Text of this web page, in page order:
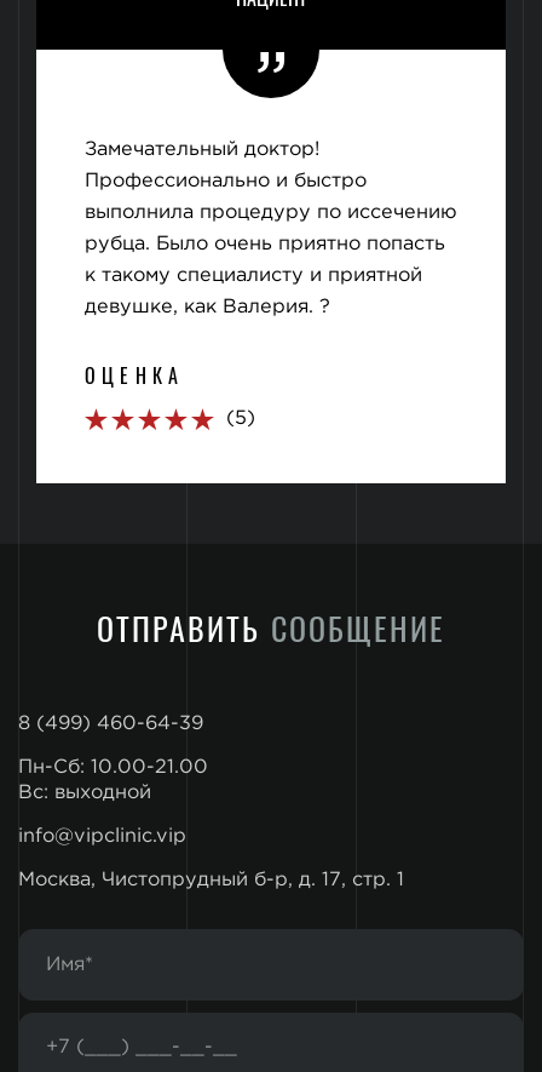
Замечательный доктор!
Профессионально и быстро
выполнила процедуру по иссечению
рубца. Было очень приятно попасть
к такому специалисту и приятной
девушке, как Валерия. ?
ОЦЕНКА
(5)
ОТПРАВИТЬ СООБЩЕНИЕ
8 (499) 460-64-39
Пн-Сб: 10.00-21.00
Вс: выходной
info@vipclinic.vip
Москва, Чистопрудный б-р, д. 17, стр. 1